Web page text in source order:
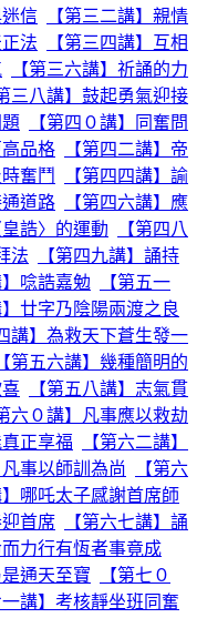
迷信
【第三二講】親情
法
【第三四講】互相
【第三六講】祈誦的力
三八講】鼓起勇氣迎接
【第四０講】同奮問
高品格
【第四二講】帝
奮鬥
【第四四講】諭
通道路
【第四六講】應
誥〉的運動
【第四八
法
【第四九講】誦持
】唸誥嘉勉
【第五一
】廿字乃陰陽兩渡之良
講】為救天下蒼生發一
【第五六講】幾種簡明的
【第五八講】志氣貫
六０講】凡事應以救劫
正享福
【第六二講】
凡事以師訓為尚
【第六
】哪吒太子感謝首席師
迎首席
【第六七講】誦
而力行有恆者事竟成
通天至寶
【第七０
一講】考核靜坐班同奮